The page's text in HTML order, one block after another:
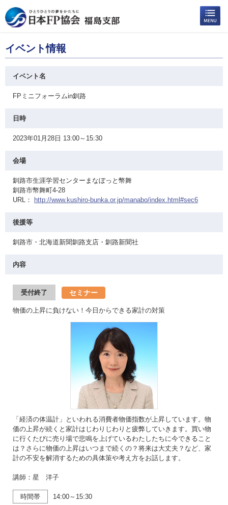
イベント情報
イベント名
FPミニフォーラムin釧路
日時
2023年01月28日 13:00～15:30
会場
釧路市生涯学習センターまなぼっと幣舞
釧路市幣舞町4-28
URL：
http://www.kushiro-bunka.or.jp/manabo/index.html#sec6
後援等
釧路市・北海道新聞釧路支店・釧路新聞社
内容
受付終了 セミナー
物価の上昇に負けない！今日からできる家計の対策
「経済の体温計」といわれる消費者物価指数が上昇しています。物
価の上昇が続くと家計はじわりじわりと疲弊していきます。買い物
に行くたびに売り場で悲鳴を上げているわたしたちに今できること
は？さらに物価の上昇はいつまで続くの？将来は大丈夫？など、家
計の不安を解消するための具体策や考え方をお話します。
講師：星 洋子
時間帯 14:00～15:30